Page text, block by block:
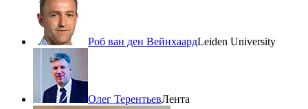
Роб ван ден ВейнхаардLeiden University
Олег ТерентьевЛента